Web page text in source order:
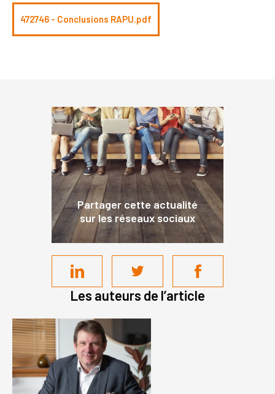
472746 - Conclusions RAPU.pdf
Partager cette actualité
sur les réseaux sociaux
Les auteurs de l’article